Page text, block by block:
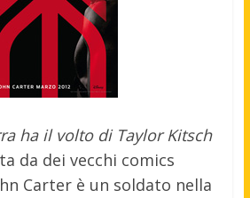
ha il volto di Taylor Kitsch
da dei vecchi comics
Carter è un soldato nella